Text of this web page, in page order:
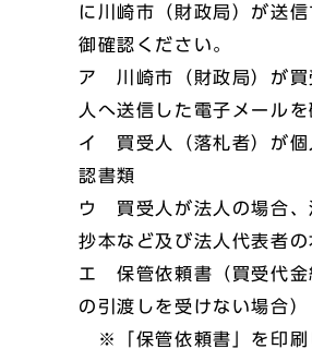
に川崎市（財政局）が送
御確認ください。
ア 川崎市（財政局）が買
人へ送信した電子メール
イ 買受人（落札者）が個
認書類
ウ 買受人が法人の場合、
抄本など及び法人代表者
エ 保管依頼書（買受代金
の引渡しを受けない場合）
※「保管依頼書」を印刷